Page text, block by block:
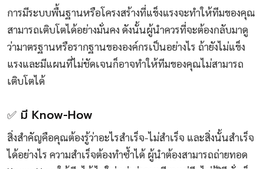
การมีระบบพื้นฐานหรือโครงสร้างที่แข็งแรงจะทำให้ทีมของคุณ
สามารถเติบโตได้อย่างมั่นคง ดังนั้นผู้นำควรที่จะต้องกลับมาดู
ว่ามาตรฐานหรือรากฐานขององค์กรเป็นอย่างไร ถ้ายังไม่แข็ง
แรงและมีแผนที่ไม่ชัดเจนก็อาจทำให้ทีมของคุณไม่สามารถ
เติบโตได้
✅ มี Know-How
สิ่งสำคัญคือคุณต้องรู้ว่าอะไรสำเร็จ-ไม่สำเร็จ และสิ่งนั้นสำเร็จ
ได้อย่างไร ความสำเร็จต้องทำซ้ำได้ ผู้นำต้องสามารถถ่ายทอด